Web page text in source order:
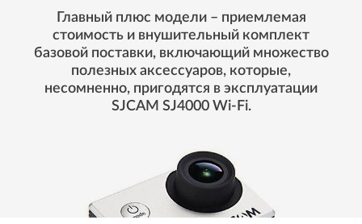
Главный плюс модели – приемлемая
стоимость и внушительный комплект
базовой поставки, включающий множество
полезных аксессуаров, которые,
несомненно, пригодятся в эксплуатации
SJCAM SJ4000 Wi-Fi.